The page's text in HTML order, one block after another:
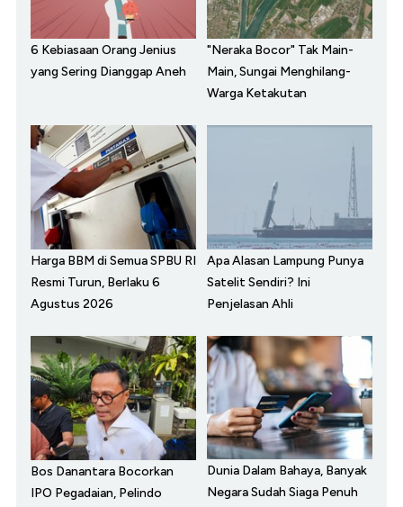
6 Kebiasaan Orang Jenius
yang Sering Dianggap Aneh
"Neraka Bocor" Tak Main-
Main, Sungai Menghilang-
Warga Ketakutan
Harga BBM di Semua SPBU RI
Resmi Turun, Berlaku 6
Agustus 2026
Apa Alasan Lampung Punya
Satelit Sendiri? Ini
Penjelasan Ahli
Bos Danantara Bocorkan
IPO Pegadaian, Pelindo
Dunia Dalam Bahaya, Banyak
Negara Sudah Siaga Penuh